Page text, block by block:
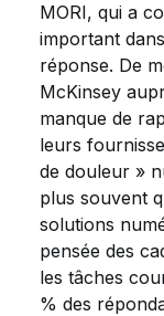
MORI, qui a
important
réponse. De
McKinsey
manque de
leurs
de douleur »
plus souvent
solutions
pensée des
les tâches
% des